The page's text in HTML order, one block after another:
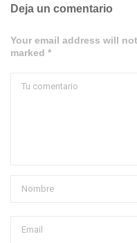
Deja un comentario
Your email address will
marked *